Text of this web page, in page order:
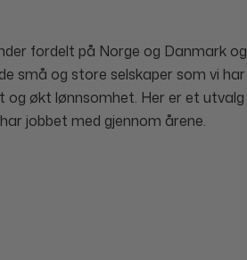
fordelt på Norge og Danmark og
små og store selskaper som vi har
og økt lønnsomhet. Her er et utvalg
jobbet med gjennom årene.